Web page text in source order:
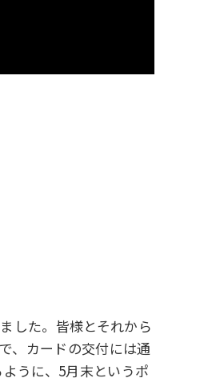
した。皆様とそれから
、カードの交付には通
うに、5月末というポ